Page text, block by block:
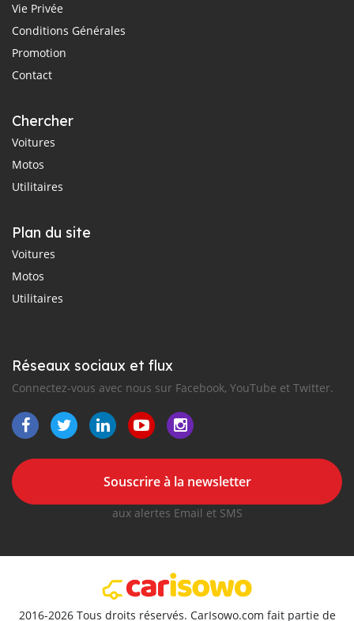
Vie Privée
Conditions Générales
Promotion
Contact
Chercher
Voitures
Motos
Utilitaires
Plan du site
Voitures
Motos
Utilitaires
Réseaux sociaux et flux
Connectez-vous avec nous sur Facebook, YouTube et Twitter.
Souscrire à la newsletter
aux alertes Email et SMS
2016-2026 Tous droits réservés. CarIsowo.com fait partie de